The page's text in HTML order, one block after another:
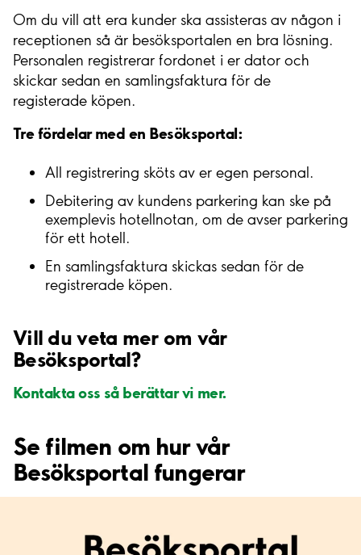
Om du vill att era kunder ska assisteras av någon i
receptionen så är besöksportalen en bra lösning.
Personalen registrerar fordonet i er dator och
skickar sedan en samlingsfaktura för de
registerade köpen.
Tre fördelar med en Besöksportal:
All registrering sköts av er egen personal.
Debitering av kundens parkering kan ske på
exemplevis hotellnotan, om de avser parkering
för ett hotell.
En samlingsfaktura skickas sedan för de
registrerade köpen.
Vill du veta mer om vår
Besöksportal?
Kontakta oss så berättar vi mer.
Se filmen om hur vår
Besöksportal fungerar